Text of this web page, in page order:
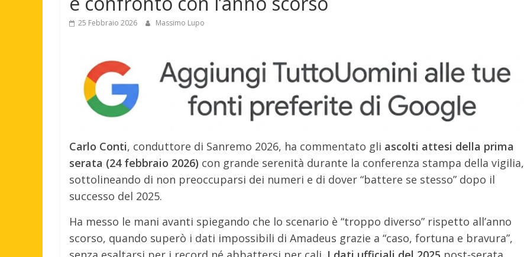
25 Febbraio 2026 Massimo Lupo
Carlo Conti, conduttore di Sanremo 2026, ha commentato gli ascolti attesi della prima
serata (24 febbraio 2026) con grande serenità durante la conferenza stampa della vigilia,
sottolineando di non preoccuparsi dei numeri e di dover “battere se stesso” dopo il
successo del 2025.
Ha messo le mani avanti spiegando che lo scenario è “troppo diverso” rispetto all’anno
scorso, quando superò i dati impossibili di Amadeus grazie a “caso, fortuna e bravura”,